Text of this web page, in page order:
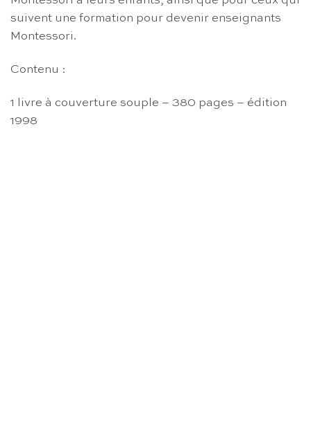
suivent une formation pour devenir enseignants
Montessori.
Contenu :
1 livre à couverture souple – 380 pages – édition
1998